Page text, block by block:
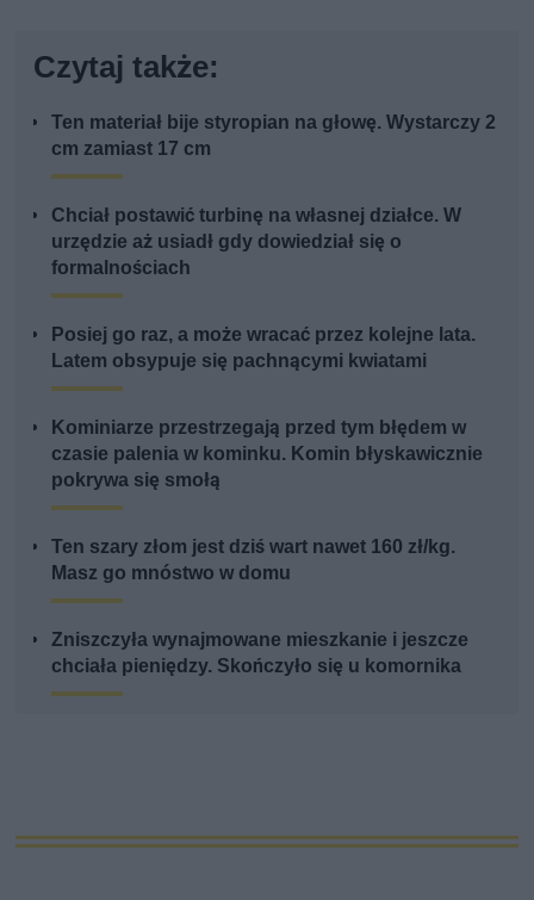
Czytaj także:
Ten materiał bije styropian na głowę. Wystarczy 2
cm zamiast 17 cm
Chciał postawić turbinę na własnej działce. W
urzędzie aż usiadł gdy dowiedział się o
formalnościach
Posiej go raz, a może wracać przez kolejne lata.
Latem obsypuje się pachnącymi kwiatami
Kominiarze przestrzegają przed tym błędem w
czasie palenia w kominku. Komin błyskawicznie
pokrywa się smołą
Ten szary złom jest dziś wart nawet 160 zł/kg.
Masz go mnóstwo w domu
Zniszczyła wynajmowane mieszkanie i jeszcze
chciała pieniędzy. Skończyło się u komornika